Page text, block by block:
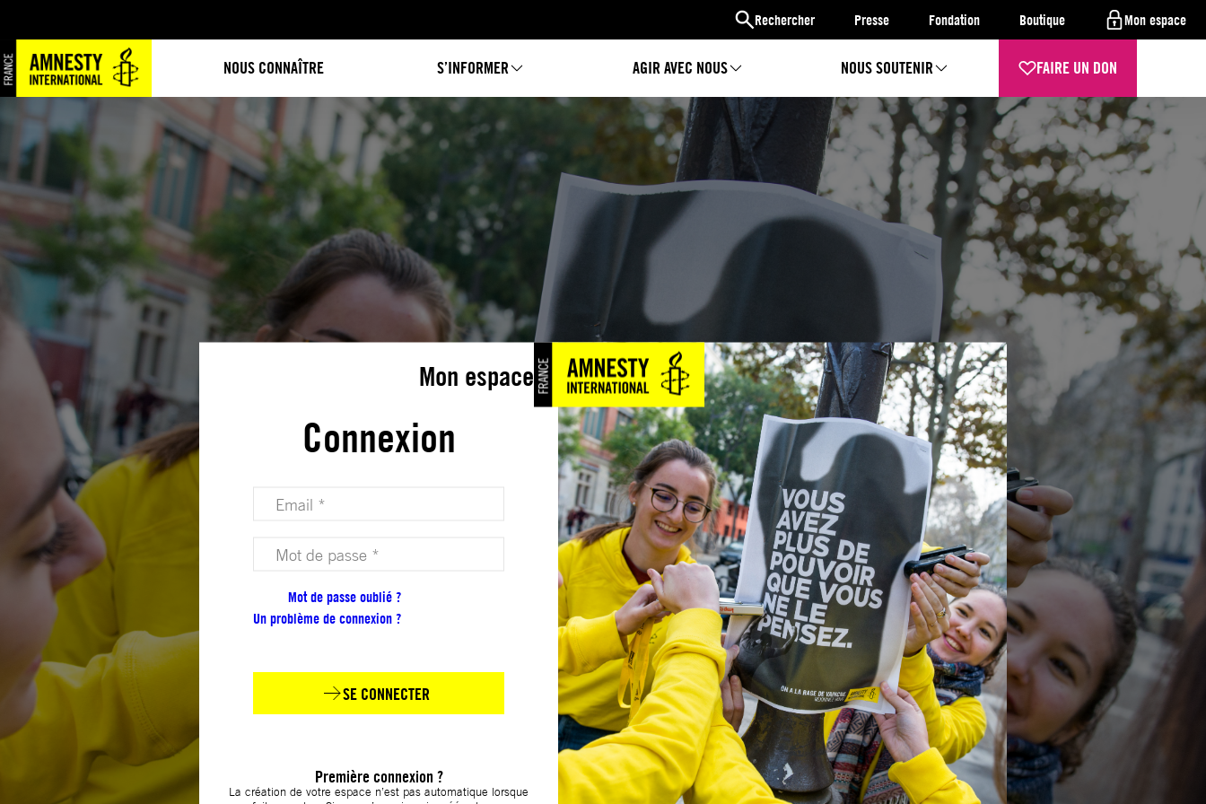
Rechercher Presse Fondation Boutique Mon espace
NOUS CONNAÎTRE S’INFORMER AGIR AVEC NOUS NOUS SOUTENIR FAIRE UN DON
Mon espace
Connexion
Votre adresse email (obligatoire)
Votre mot de passe (obligatoire)
Mot de passe oublié ?
Un problème de connexion ?
SE CONNECTER
Première connexion ?
La création de votre espace n’est pas automatique lorsque